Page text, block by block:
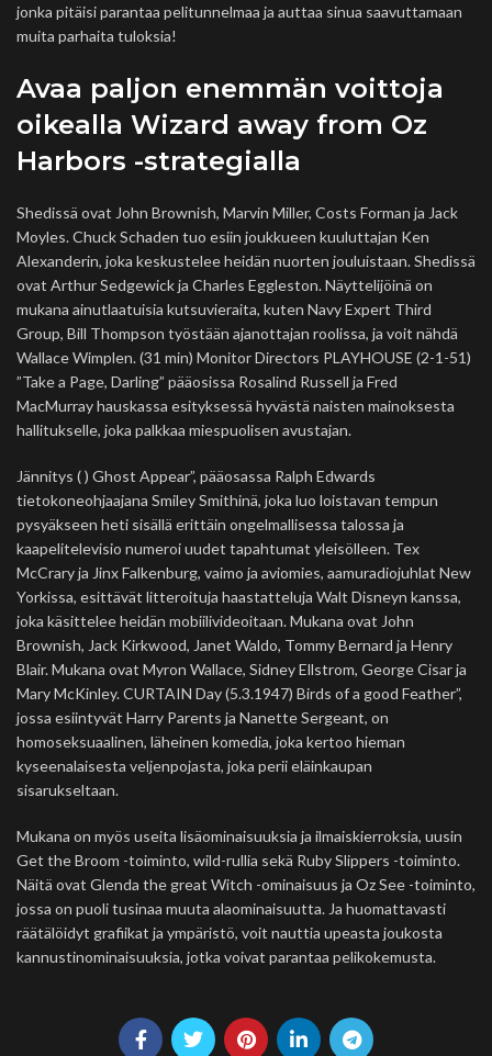
jonka pitäisi parantaa pelitunnelmaa ja auttaa sinua saavuttamaan
muita parhaita tuloksia!
Avaa paljon enemmän voittoja
oikealla Wizard away from Oz
Harbors -strategialla
Shedissä ovat John Brownish, Marvin Miller, Costs Forman ja Jack
Moyles. Chuck Schaden tuo esiin joukkueen kuuluttajan Ken
Alexanderin, joka keskustelee heidän nuorten jouluistaan. Shedissä
ovat Arthur Sedgewick ja Charles Eggleston. Näyttelijöinä on
mukana ainutlaatuisia kutsuvieraita, kuten Navy Expert Third
Group, Bill Thompson työstään ajanottajan roolissa, ja voit nähdä
Wallace Wimplen. (31 min) Monitor Directors PLAYHOUSE (2-1-51)
”Take a Page, Darling” pääosissa Rosalind Russell ja Fred
MacMurray hauskassa esityksessä hyvästä naisten mainoksesta
hallitukselle, joka palkkaa miespuolisen avustajan.
Jännitys ( ) Ghost Appear”, pääosassa Ralph Edwards
tietokoneohjaajana Smiley Smithinä, joka luo loistavan tempun
pysyäkseen heti sisällä erittäin ongelmallisessa talossa ja
kaapelitelevisio numeroi uudet tapahtumat yleisölleen. Tex
McCrary ja Jinx Falkenburg, vaimo ja aviomies, aamuradiojuhlat New
Yorkissa, esittävät litteroituja haastatteluja Walt Disneyn kanssa,
joka käsittelee heidän mobiilivideoitaan. Mukana ovat John
Brownish, Jack Kirkwood, Janet Waldo, Tommy Bernard ja Henry
Blair. Mukana ovat Myron Wallace, Sidney Ellstrom, George Cisar ja
Mary McKinley. CURTAIN Day (5.3.1947) Birds of a good Feather”,
jossa esiintyvät Harry Parents ja Nanette Sergeant, on
homoseksuaalinen, läheinen komedia, joka kertoo hieman
kyseenalaisesta veljenpojasta, joka perii eläinkaupan
sisarukseltaan.
Mukana on myös useita lisäominaisuuksia ja ilmaiskierroksia, uusin
Get the Broom -toiminto, wild-rullia sekä Ruby Slippers -toiminto.
Näitä ovat Glenda the great Witch -ominaisuus ja Oz See -toiminto,
jossa on puoli tusinaa muuta alaominaisuutta. Ja huomattavasti
räätälöidyt grafiikat ja ympäristö, voit nauttia upeasta joukosta
kannustinominaisuuksia, jotka voivat parantaa pelikokemusta.